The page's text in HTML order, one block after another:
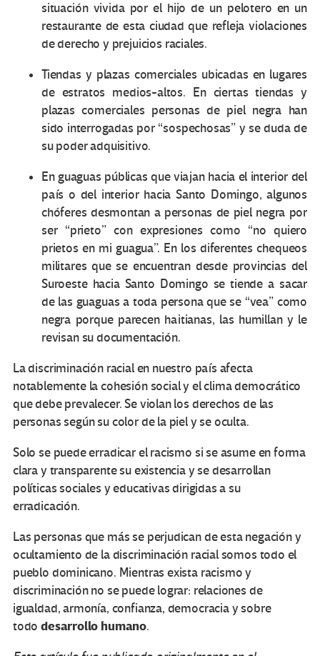
situación vivida por el hijo de un pelotero en un
restaurante de esta ciudad que refleja violaciones
de derecho y prejuicios raciales.
Tiendas y plazas comerciales ubicadas en lugares
de estratos medios-altos. En ciertas tiendas y
plazas comerciales personas de piel negra han
sido interrogadas por “sospechosas” y se duda de
su poder adquisitivo.
En guaguas públicas que viajan hacia el interior del
país o del interior hacia Santo Domingo, algunos
chóferes desmontan a personas de piel negra por
ser “prieto” con expresiones como “no quiero
prietos en mi guagua”. En los diferentes chequeos
militares que se encuentran desde provincias del
Suroeste hacia Santo Domingo se tiende a sacar
de las guaguas a toda persona que se “vea” como
negra porque parecen haitianas, las humillan y le
revisan su documentación.
La discriminación racial en nuestro país afecta
notablemente la cohesión social y el clima democrático
que debe prevalecer. Se violan los derechos de las
personas según su color de la piel y se oculta.
Solo se puede erradicar el racismo si se asume en forma
clara y transparente su existencia y se desarrollan
políticas sociales y educativas dirigidas a su
erradicación.
Las personas que más se perjudican de esta negación y
ocultamiento de la discriminación racial somos todo el
pueblo dominicano. Mientras exista racismo y
discriminación no se puede lograr: relaciones de
igualdad, armonía, confianza, democracia y sobre
tododesarrollo humano.